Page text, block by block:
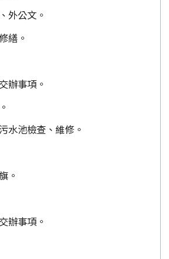
外公文。
繕。
辦事項。
水池檢查、維修。
。
辦事項。